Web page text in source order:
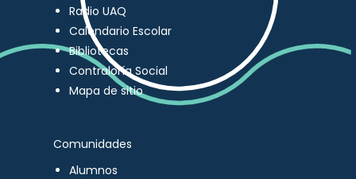
Radio UAQ
Calendario Escolar
Bibliotecas
Contraloría Social
Mapa de sitio
Comunidades
Alumnos